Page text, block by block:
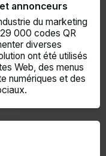
annonceurs
du marketing
000 codes QR
diverses
ont été utilisés
Web, des menus
numériques et des